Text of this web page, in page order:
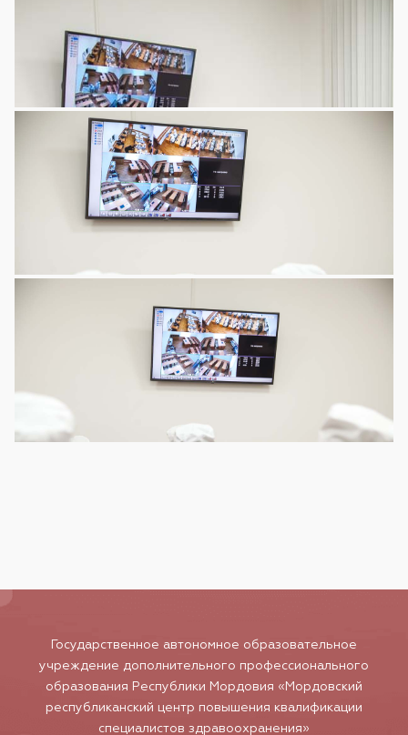
Государственное автономное образовательное
учреждение дополнительного профессионального
образования Республики Мордовия «Мордовский
республиканский центр повышения квалификации
специалистов здравоохранения»